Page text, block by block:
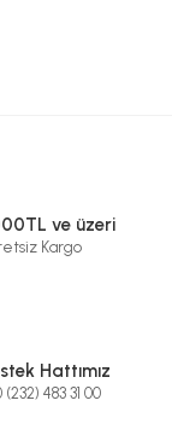
ve üzeri
Kargo
Hattımız
(232) 483 31 00